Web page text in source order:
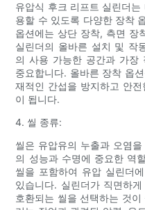
유압식 후크 리프트 실린더
용할 수 있도록 다양한 장착
옵션에는 상단 장착, 측면 장
실린더의 올바른 설치 및 작
의 사용 가능한 공간과 가장
중요합니다. 올바른 장착 옵
재적인 간섭을 방지하고 안
이 됩니다.
4. 씰 종류:
씰은 유압유의 누출과 오염
의 성능과 수명에 중요한 역
씰을 포함하여 유압 실린더
있습니다. 실린더가 직면하
호환되는 씰을 선택하는 것